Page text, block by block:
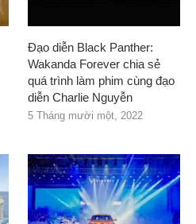
Đạo diễn Black Panther:
Wakanda Forever chia sẻ
quá trình làm phim cùng đạo
diễn Charlie Nguyễn
5 Tháng mười một, 2022